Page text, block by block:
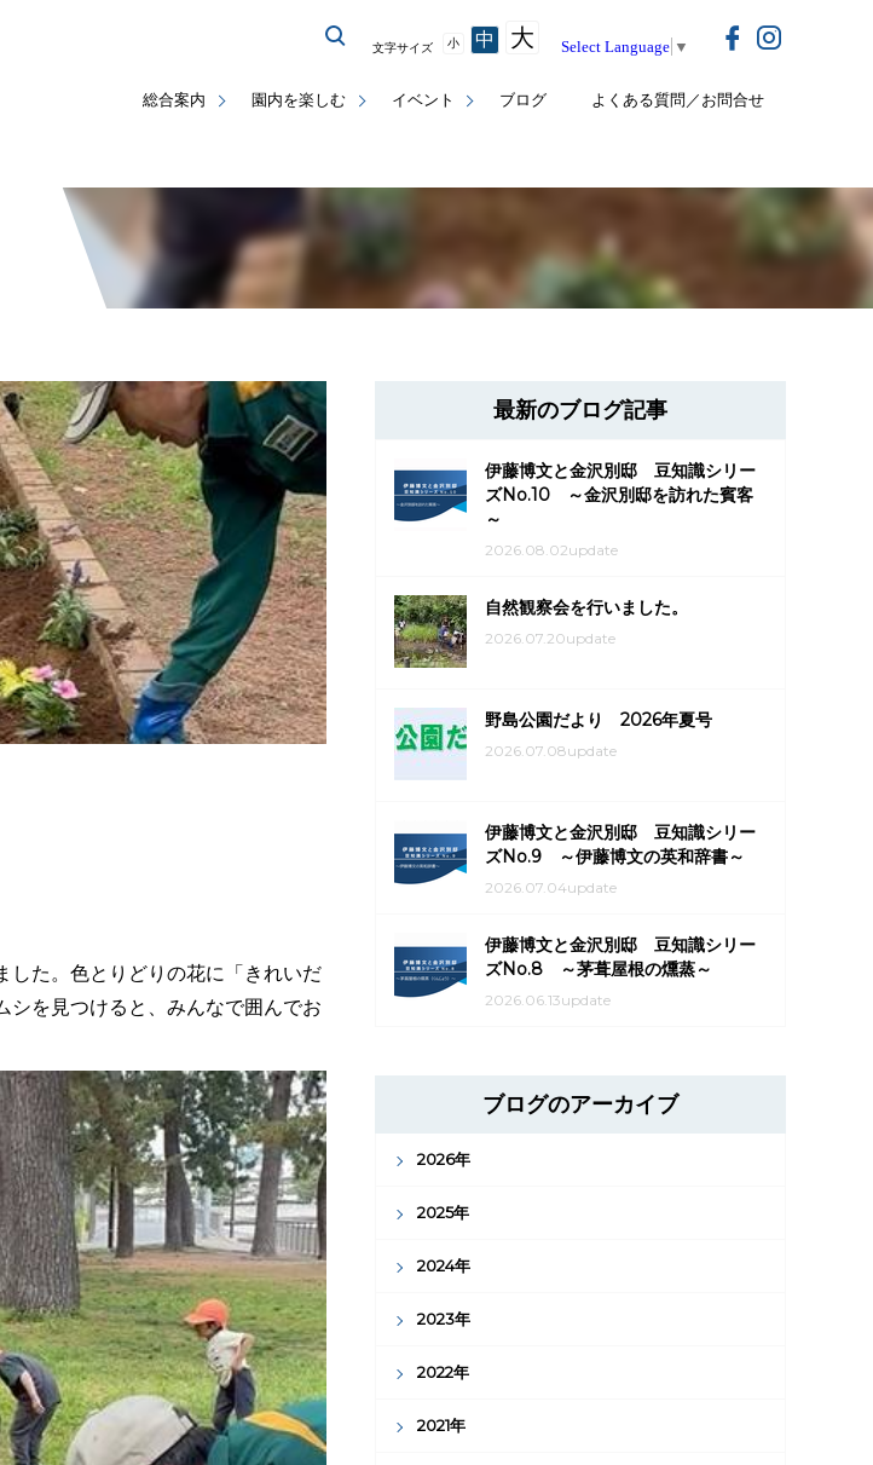
総合案内 園内を楽しむ イベント ブログ よくある質問／お問合せ
文字サイズ 小 中 大 Select Language ▼
した。色とりどりの花に「きれいだ
シを見つけると、みんなで囲んでお
最新のブログ記事
伊藤博文と金沢別邸 豆知識シリー
ズNo.10 ～金沢別邸を訪れた賓客
～
2026.08.02update
自然観察会を行いました。
2026.07.20update
野島公園だより 2026年夏号
2026.07.08update
伊藤博文と金沢別邸 豆知識シリー
ズNo.9 ～伊藤博文の英和辞書～
2026.07.04update
伊藤博文と金沢別邸 豆知識シリー
ズNo.8 ～茅葺屋根の燻蒸～
2026.06.13update
ブログのアーカイブ
2026年
2025年
2024年
2023年
2022年
2021年